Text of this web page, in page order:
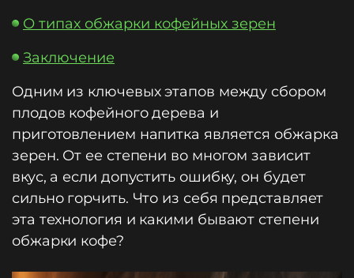
О типах обжарки кофейных зерен
Заключение
Одним из ключевых этапов между сбором
плодов кофейного дерева и
приготовлением напитка является обжарка
зерен. От ее степени во многом зависит
вкус, а если допустить ошибку, он будет
сильно горчить. Что из себя представляет
эта технология и какими бывают степени
обжарки кофе?